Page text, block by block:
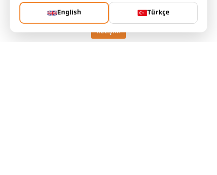
İletişim
Mesafe oranı
80 : 1
lens
ölçüm prensibi
spektral
English Türkçe